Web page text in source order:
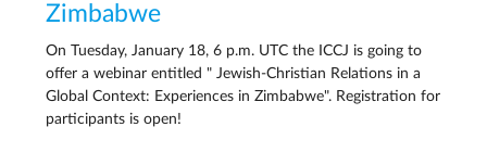
Zimbabwe
On Tuesday, January 18, 6 p.m. UTC the ICCJ is going to
offer a webinar entitled " Jewish-Christian Relations in a
Global Context: Experiences in Zimbabwe". Registration for
participants is open!